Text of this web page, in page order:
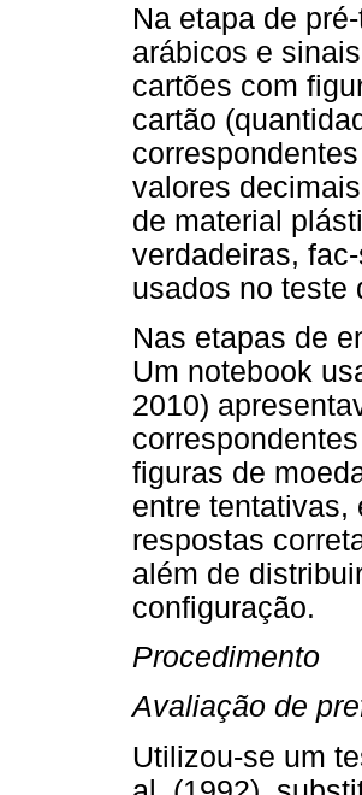
Na etapa de
arábicos e
cartões com
cartão
valores
de material
verdadeiras,
usados no teste
Nas etapas de
Um notebook
2010)
figuras de
entre tentativas,
respostas
além de
configuração.
Procedimento
Avaliação de
Utilizou-se um